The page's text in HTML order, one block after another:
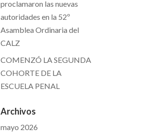
proclamaron las nuevas
autoridades en la 52º
Asamblea Ordinaria del
CALZ
COMENZÓ LA SEGUNDA
COHORTE DE LA
ESCUELA PENAL
Archivos
mayo 2026